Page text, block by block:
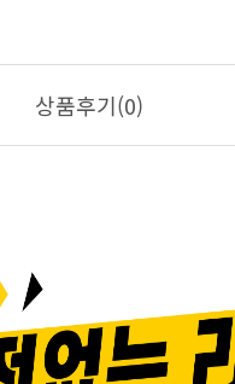
상품후기(0)